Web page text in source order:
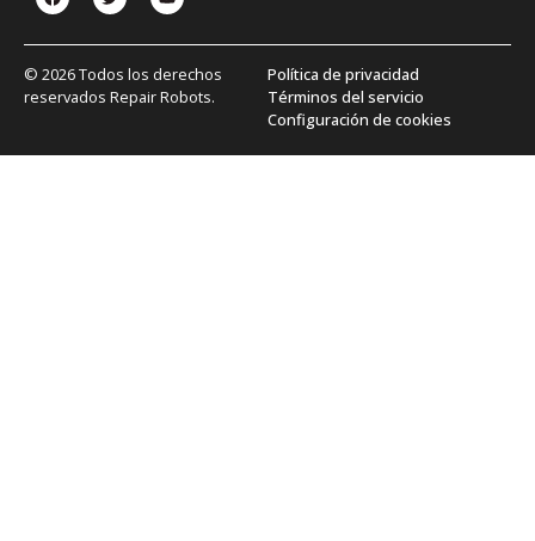
© 2026 Todos los derechos
reservados Repair Robots.
Política de privacidad
Términos del servicio
Configuración de cookies